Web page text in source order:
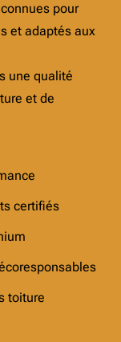
pour
et adaptés aux
une qualité
et de
certifiés
toiture